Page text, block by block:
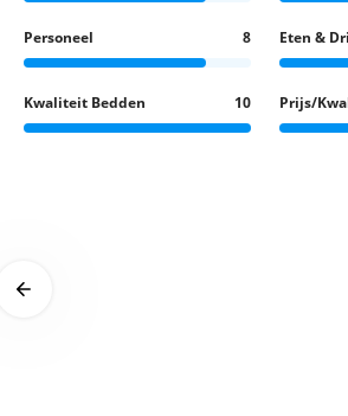
Personeel 8 Eten &
Kwaliteit Bedden 10 Prijs/